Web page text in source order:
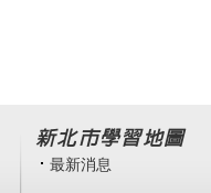
新北市學習地圖
最新消息